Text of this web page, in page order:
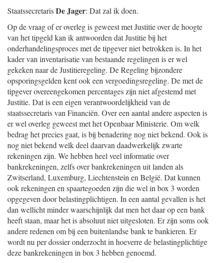
StaatssecretarisDe Jager: Dat zal ik doen.
Op de vraag of er overleg is geweest met Justitie over de hoogte
van het tipgeld kan ik antwoorden dat Justitie bij het
onderhandelingsproces met de tipgever niet betrokken is. In het
kader van inventarisatie van bestaande regelingen is er wel
gekeken naar de Justitieregeling. De Regeling bijzondere
opsporingsgelden kent ook een vergoedingsregeling. De met de
tipgever overeengekomen percentages zijn niet afgestemd met
Justitie. Dat is een eigen verantwoordelijkheid van de
staatssecretaris van Financiën. Over een aantal andere aspecten is
er wel overleg geweest met het Openbaar Ministerie. Om welk
bedrag het precies gaat, is bij benadering nog niet bekend. Ook is
nog niet bekend welk deel daarvan daadwerkelijk zwarte
rekeningen zijn. We hebben heel veel informatie over
bankrekeningen, zelfs over bankrekeningen uit landen als
Zwitserland, Luxemburg, Liechtenstein en België. Dat kunnen
ook rekeningen en spaartegoeden zijn die wel in box 3 worden
opgegeven door belastingplichtigen. In een aantal gevallen is het
dan wellicht minder waarschijnlijk dat men het daar op een bank
heeft staan, maar het is absoluut niet uitgesloten. Er zijn soms ook
andere redenen om bij een buitenlandse bank te bankieren. Er
wordt nu per dossier onderzocht in hoeverre de belastingplichtige
deze bankrekeningen in box 3 hebben genoemd.